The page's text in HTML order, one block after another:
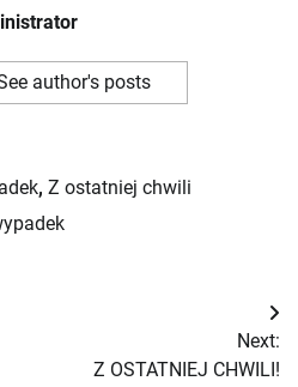
author's posts
, Z ostatniej chwili
Next:
Z OSTATNIEJ CHWILI!